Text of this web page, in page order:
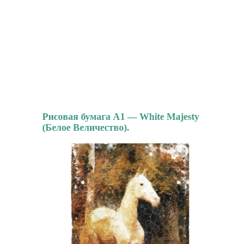
Рисовая бумага А1 — White Majesty
(Белое Величество).